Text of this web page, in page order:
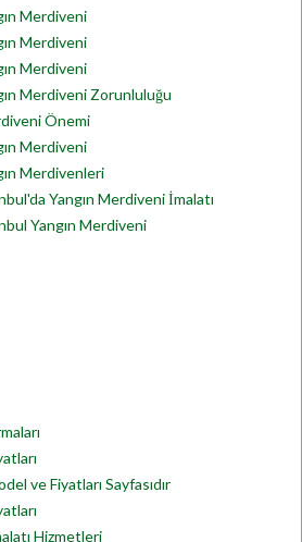
Merdiveni
Merdiveni
Merdiveni
Merdiveni Zorunluluğu
Önemi
Merdiveni
Merdivenleri
Yangın Merdiveni İmalatı
Yangın Merdiveni
ve Fiyatları Sayfasıdır
Hizmetleri